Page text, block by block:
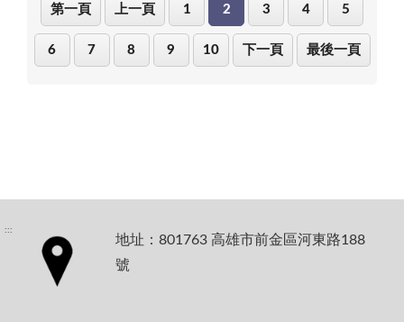
第一頁 上一頁 1 2 3 4 5
6 7 8 9 10 下一頁 最後一頁
:::
地址：801763 高雄市前金區河東路188
號